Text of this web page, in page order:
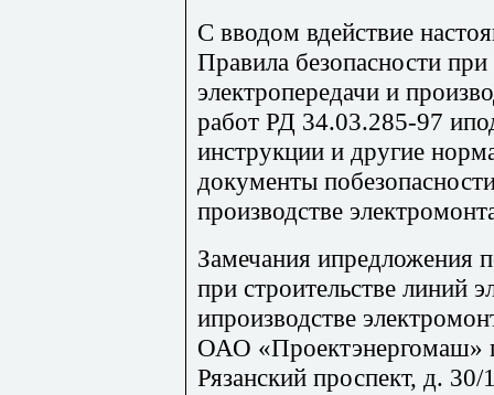
С вводом вдействие
Правила безопасности при
электропередачи и
работ РД 34.03.285-97
инструкции и другие
документы
производстве
Замечания ипредложения
при строительстве линий
ипроизводстве
ОАО «Проектэнергомаш»
Рязанский проспект, д. 30/